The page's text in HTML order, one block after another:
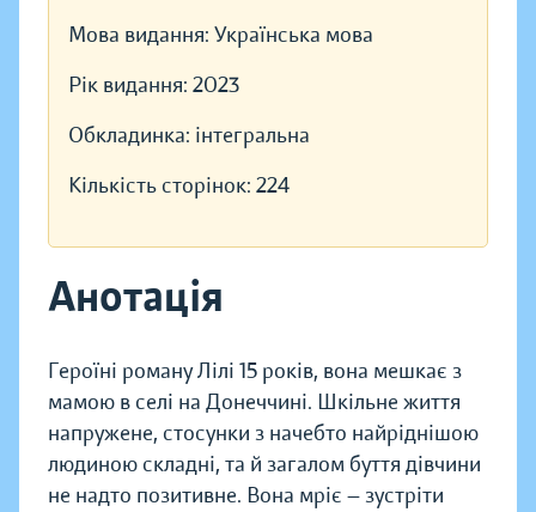
Мова видання: Українська мова
Рік видання: 2023
Обкладинка: інтегральна
Кількість сторінок: 224
Анотація
Героїні роману Лілі 15 років, вона мешкає з
мамою в селі на Донеччині. Шкільне життя
напружене, стосунки з начебто найріднішою
людиною складні, та й загалом буття дівчини
не надто позитивне. Вона мріє — зустріти